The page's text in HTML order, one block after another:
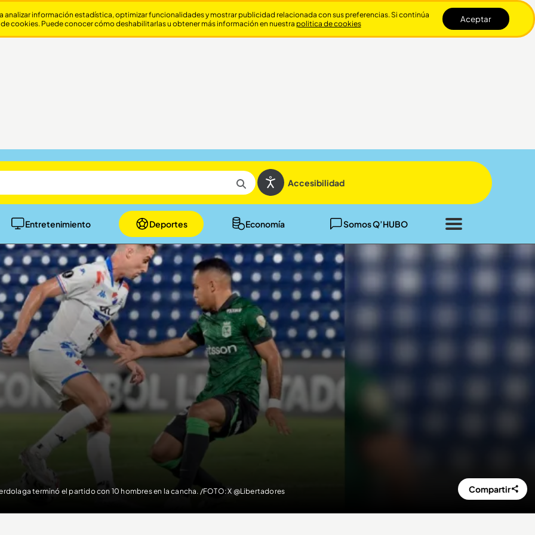
Accesibilidad
Entretenimiento Deportes Economía Somos Q’HUBO
Cerrar
terminó el partido con 10 hombres en la cancha. /FOTO: X @Libertadores Compartir
información estadística, optimizar funcionalidades y mostrar publicidad relacionada con sus preferencias. Si continúa
cookies. Puede conocer cómo deshabilitarlas u obtener más información en nuestra politica de cookies Aceptar